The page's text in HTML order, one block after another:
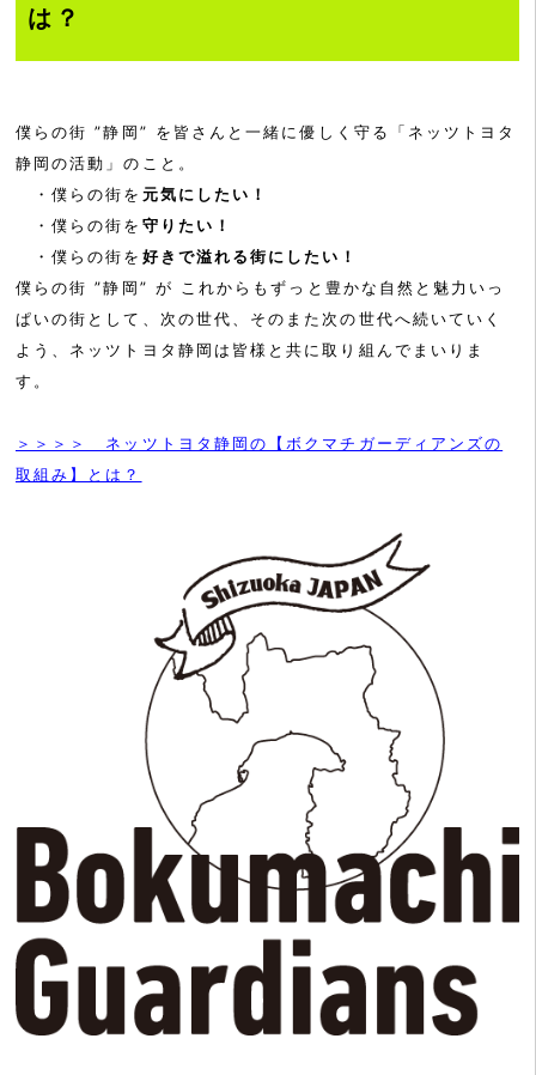
は？
僕らの街 ”静岡” を皆さんと一緒に優しく守る「ネッツトヨタ
静岡の活動」のこと。
・僕らの街を 元気にしたい！
・僕らの街を 守りたい！
・僕らの街を 好きで溢れる街にしたい！
僕らの街 ”静岡” が これからもずっと豊かな自然と魅力いっ
ぱいの街として、次の世代、そのまた次の世代へ続いていく
よう、ネッツトヨタ静岡は皆様と共に取り組んでまいりま
す。
＞＞＞＞ ネッツトヨタ静岡の【ボクマチガーディアンズの
取組み】とは？